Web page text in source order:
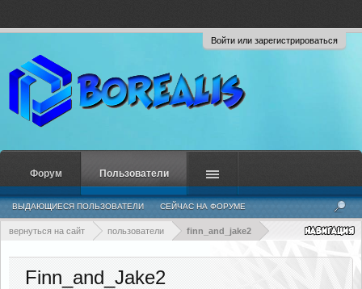
Войти или зарегистрироваться
вернуться на сайт пользователи finn_and_jake2
Finn_and_Jake2
Форум Пользователи
ВЫДАЮЩИЕСЯ ПОЛЬЗОВАТЕЛИ СЕЙЧАС НА ФОРУМЕ
НЕДАВНЯЯ АКТИВНОСТЬ НОВЫЕ СООБЩЕНИЯ ПРОФИЛЯ